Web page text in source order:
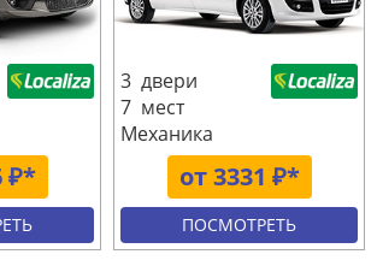
₽* от 3331 ₽*
3 двери
7 мест
Механика
ПОСМОТРЕТЬ